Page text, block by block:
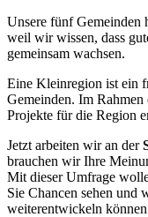
Unsere fünf Gemeinden
weil wir wissen, dass
gemeinsam wachsen.
Eine Kleinregion ist ein
Gemeinden. Im Rahmen
Projekte für die Region
Jetzt arbeiten wir an der
brauchen wir Ihre
Mit dieser Umfrage
Sie Chancen sehen und
weiterentwickeln